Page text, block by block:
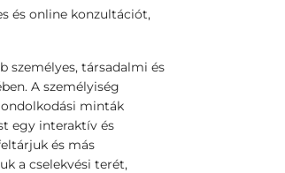
és online konzultációt,
személyes, társadalmi és
A személyiség
minták
egy interaktív és
és más
a cselekvési terét,